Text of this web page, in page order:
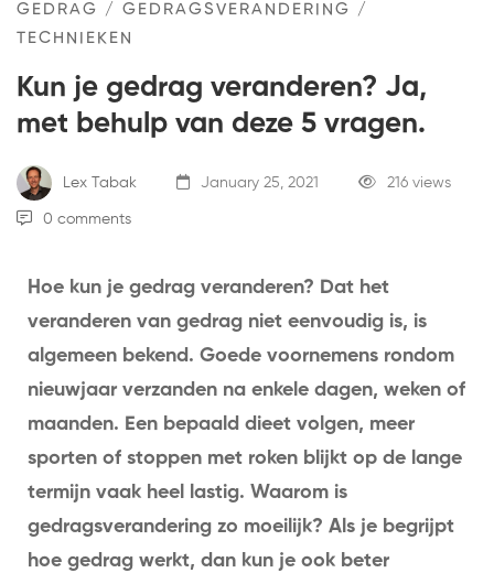
GEDRAG / GEDRAGSVERANDERING /
TECHNIEKEN
Kun je gedrag veranderen? Ja,
met behulp van deze 5 vragen.
Lex Tabak January 25, 2021 216 views
0 comments
Hoe kun je gedrag veranderen? Dat het
veranderen van gedrag niet eenvoudig is, is
algemeen bekend. Goede voornemens rondom
nieuwjaar verzanden na enkele dagen, weken of
maanden. Een bepaald dieet volgen, meer
sporten of stoppen met roken blijkt op de lange
termijn vaak heel lastig. Waarom is
gedragsverandering zo moeilijk? Als je begrijpt
hoe gedrag werkt, dan kun je ook beter